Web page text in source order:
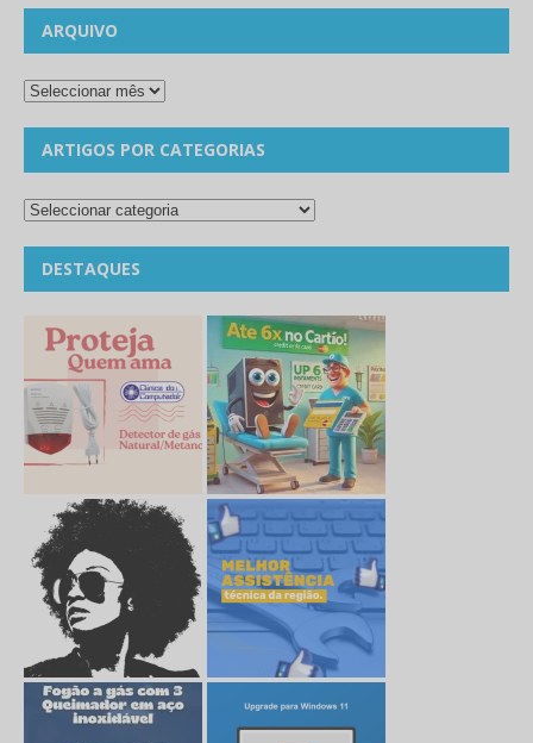
ARQUIVO
ARTIGOS POR CATEGORIAS
DESTAQUES